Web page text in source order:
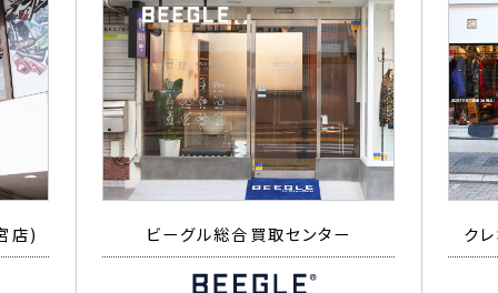
店) ビーグル総合買取センター ク